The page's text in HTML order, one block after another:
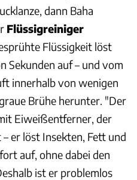
dann Baha
Flüssigreiniger
Flüssigkeit löst
Sekunden auf – und vom
innerhalb von wenigen
Brühe herunter. "Der
Eiweißentferner, der
er löst Insekten, Fett und
auf, ohne dabei den
ist er problemlos